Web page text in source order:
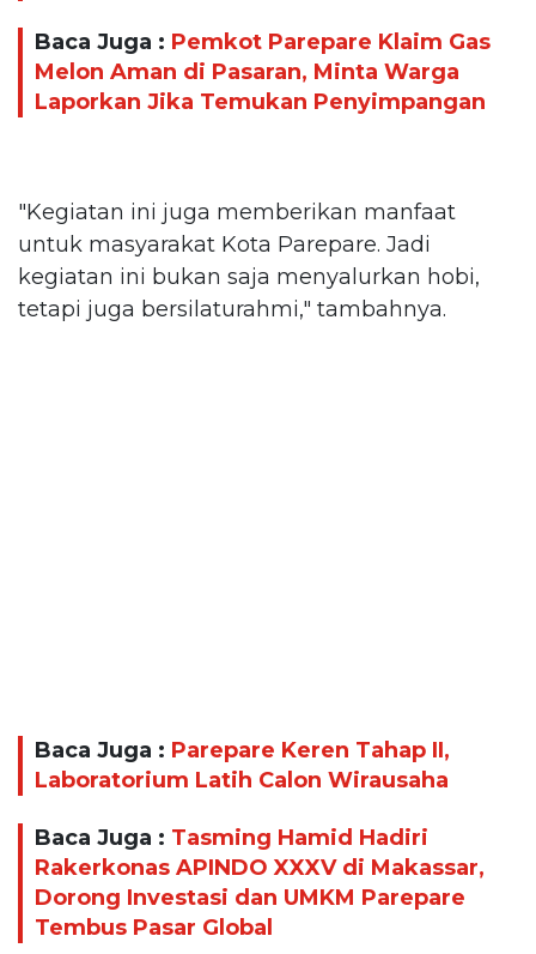
Baca Juga : Pemkot Parepare Klaim Gas
Melon Aman di Pasaran, Minta Warga
Laporkan Jika Temukan Penyimpangan
"Kegiatan ini juga memberikan manfaat
untuk masyarakat Kota Parepare. Jadi
kegiatan ini bukan saja menyalurkan hobi,
tetapi juga bersilaturahmi," tambahnya.
Baca Juga : Parepare Keren Tahap II,
Laboratorium Latih Calon Wirausaha
Baca Juga : Tasming Hamid Hadiri
Rakerkonas APINDO XXXV di Makassar,
Dorong Investasi dan UMKM Parepare
Tembus Pasar Global